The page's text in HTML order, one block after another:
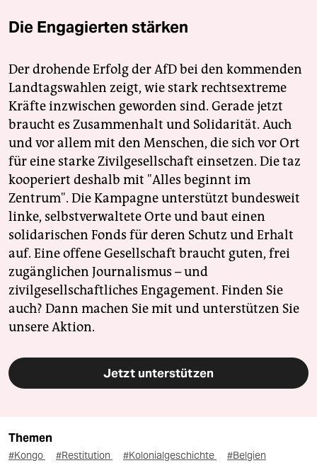
Die Engagierten stärken
Der drohende Erfolg der AfD bei den kommenden
Landtagswahlen zeigt, wie stark rechtsextreme
Kräfte inzwischen geworden sind. Gerade jetzt
braucht es Zusammenhalt und Solidarität. Auch
und vor allem mit den Menschen, die sich vor Ort
für eine starke Zivilgesellschaft einsetzen. Die taz
kooperiert deshalb mit "Alles beginnt im
Zentrum". Die Kampagne unterstützt bundesweit
linke, selbstverwaltete Orte und baut einen
solidarischen Fonds für deren Schutz und Erhalt
auf. Eine offene Gesellschaft braucht guten, frei
zugänglichen Journalismus – und
zivilgesellschaftliches Engagement. Finden Sie
auch? Dann machen Sie mit und unterstützen Sie
unsere Aktion.
Jetzt unterstützen
Themen
#Kongo #Restitution #Kolonialgeschichte #Belgien